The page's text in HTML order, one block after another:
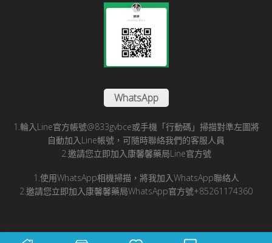
WhatsApp
1.輪入Line官方帳號@833gvbce或手機「行動碼」掃描對準左圖將
自動加入Line帳號，可隨時聯絡我們的客服人員
2.邀請您立即加入康馨馨藥局Line官方號
1.使用WhatsApp相機掃描，將我加入WhatsApp聯絡人
2.邀請您立即加入康馨馨藥局WhatsApp官方號+85261174360
© 2025 康馨馨國際醫藥有限公司版所有